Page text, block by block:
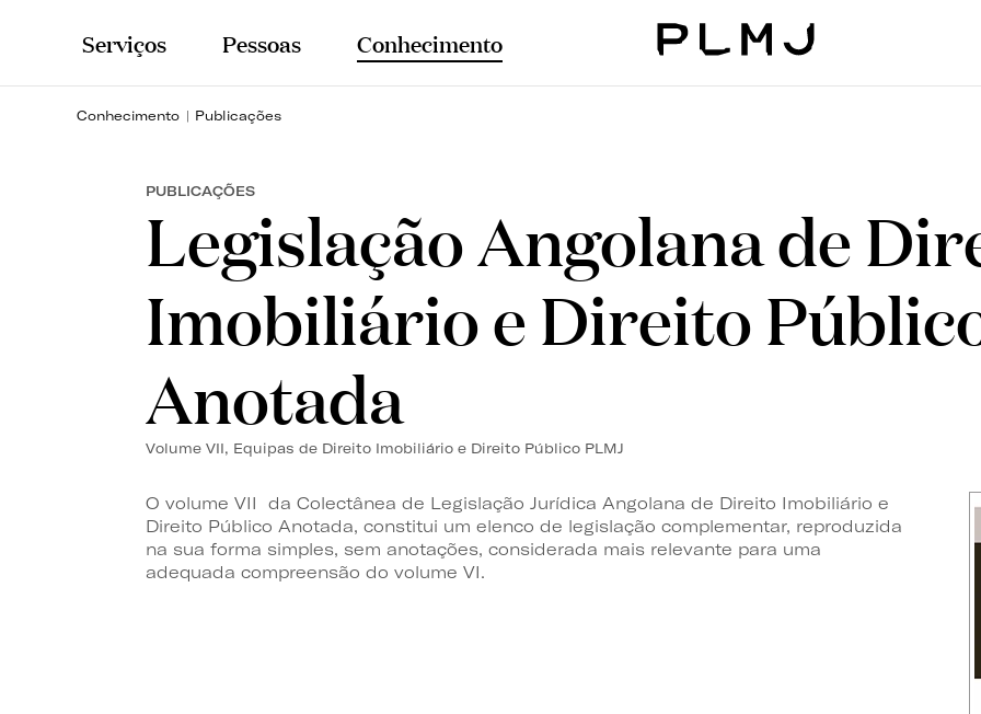
PLMJ
Serviços Pessoas Conhecimento
Conhecimento Publicações
PUBLICAÇÕES
Legislação Angolana de
Imobiliário e Direito
Anotada
Volume VII, Equipas de Direito Imobiliário e Direito Público PLMJ
O volume VII da Colectânea de Legislação Jurídica Angolana de Direito Imobiliário e
Direito Público Anotada, constitui um elenco de legislação complementar, reproduzida
na sua forma simples, sem anotações, considerada mais relevante para uma
adequada compreensão do volume VI.